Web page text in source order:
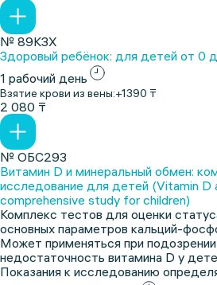
№ 89КЗХ
Здоровый ребёнок: для детей от 0
1 рабочий день
Взятие крови из вены:+1390 ₸
2 080 ₸
№ ОБС293
Витамин D и минеральный обмен:
исследование для детей (Vitamin D
comprehensive study for children)
Комплекс тестов для оценки
основных параметров кальций-
Может применяться при
недостаточность витамина D у
Показания к исследованию